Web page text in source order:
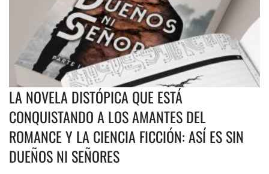
LA NOVELA DISTÓPICA QUE ESTÁ
CONQUISTANDO A LOS AMANTES DEL
ROMANCE Y LA CIENCIA FICCIÓN: ASÍ ES SIN
DUEÑOS NI SEÑORES